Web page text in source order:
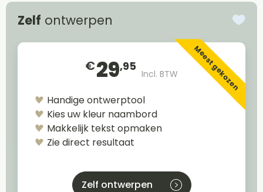
Zelf ontwerpen
€29,95
Incl. BTW Meest gekozen
Handige ontwerptool
Kies uw kleur naambord
Makkelijk tekst opmaken
Zie direct resultaat
Zelf ontwerpen